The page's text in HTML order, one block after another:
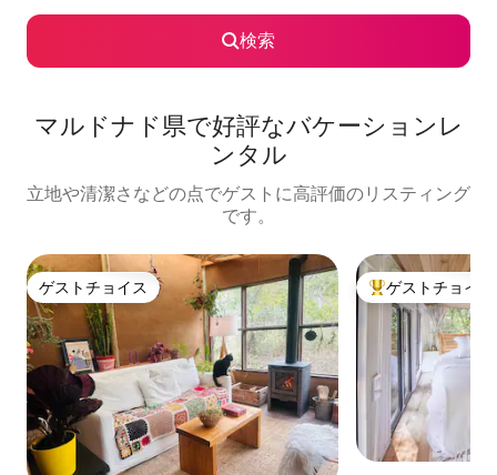
検索
マルドナド県で好評なバケーションレ
ンタル
立地や清潔さなどの点でゲストに高評価のリスティング
です。
ゲストチョイス
ゲストチョイス 大好評のゲスト
ゲストチョイス